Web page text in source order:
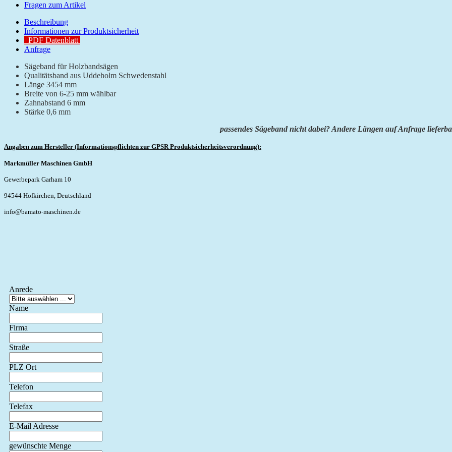
Fragen zum Artikel
Beschreibung
Informationen zur Produktsicherheit
PDF Datenblatt
Anfrage
Sägeband für Holzbandsägen
Qualitätsband aus Uddeholm Schwedenstahl
Länge 3454 mm
Breite von 6-25 mm wählbar
Zahnabstand 6 mm
Stärke 0,6 mm
passendes Sägeband nicht dabei? Andere Längen auf Anfrage
Angaben zum Hersteller (Informationspflichten zur GPSR Produktsicherheitsverordnung):
Markmüller Maschinen GmbH
Gewerbepark Garham 10
94544 Hofkirchen, Deutschland
info@bamato-maschinen.de
Anrede
Name
Firma
Straße
PLZ Ort
Telefon
Telefax
E-Mail Adresse
gewünschte Menge